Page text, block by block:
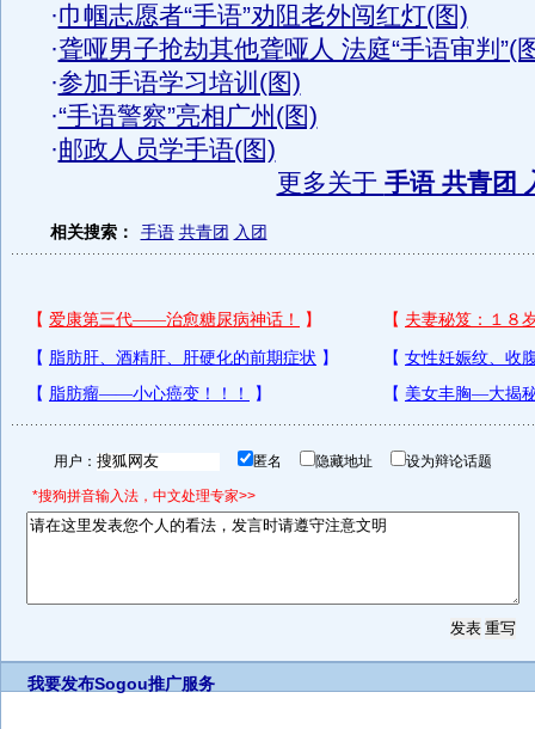
·巾帼志愿者“手语”劝阻老外闯红灯(图)
·聋哑男子抢劫其他聋哑人 法庭“手语审判”(
·参加手语学习培训(图)
·“手语警察”亮相广州(图)
·邮政人员学手语(图)
更多关于 手语 共青团
相关搜索： 手语 共青团 入团
用户： 匿名 隐藏地址 设为辩论话题
*搜狗拼音输入法，中文处理专家>>
我要发布Sogou推广服务